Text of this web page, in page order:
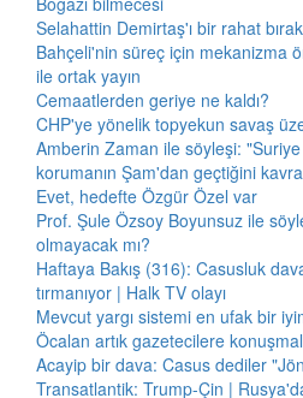
Selahattin Demirtaş'ı bir rahat
Bahçeli'nin süreç için mekanizma
ile ortak yayın
Cemaatlerden geriye ne kaldı?
CHP'ye yönelik topyekun savaş
Amberin Zaman ile söyleşi: "Suriye
korumanın Şam'dan geçtiğini
Evet, hedefte Özgür Özel var
Prof. Şule Özsoy Boyunsuz ile
olmayacak mı?
Haftaya Bakış (316): Casusluk
tırmanıyor | Halk TV olayı
Mevcut yargı sistemi en ufak bir
Öcalan artık gazetecilere
Acayip bir dava: Casus dediler "Jön
Transatlantik: Trump-Çin |